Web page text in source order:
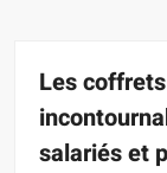
Les
salariés et